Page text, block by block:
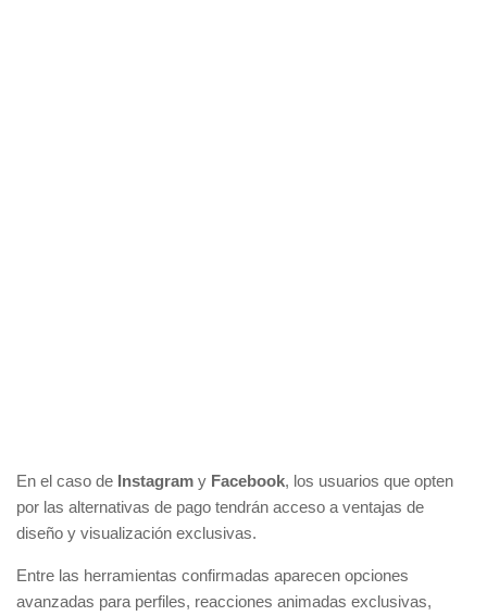
En el caso de Instagram y Facebook, los usuarios que opten
por las alternativas de pago tendrán acceso a ventajas de
diseño y visualización exclusivas.
Entre las herramientas confirmadas aparecen opciones
avanzadas para perfiles, reacciones animadas exclusivas,